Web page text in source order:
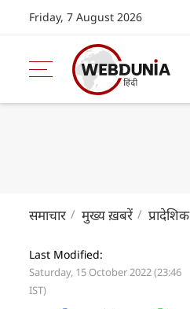
Friday, 7 August 2026
समाचार मुख्य ख़बरें प्रादेशिक
Last Modified:
Saturday, 15 October 2022 (23:46
IST)